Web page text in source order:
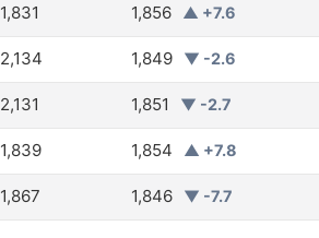
1,831 1,856 ▲ +7.6
2,134 1,849 ▼ -2.6
2,131 1,851 ▼ -2.7
1,839 1,854 ▲ +7.8
1,867 1,846 ▼ -7.7